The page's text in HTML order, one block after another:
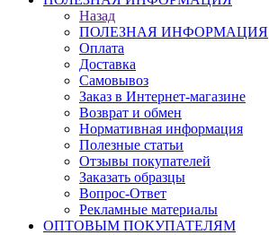
Назад
ПОЛЕЗНАЯ ИНФОРМАЦИЯ
Оплата
Доставка
Самовывоз
Заказ в Интернет-магазине
Возврат и обмен
Нормативная информация
Полезные статьи
Отзывы покупателей
Заказать образцы
Вопрос-Ответ
Рекламные материалы
ОПТОВЫМ ПОКУПАТЕЛЯМ